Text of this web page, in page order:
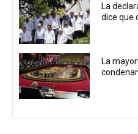
La
dice que
La